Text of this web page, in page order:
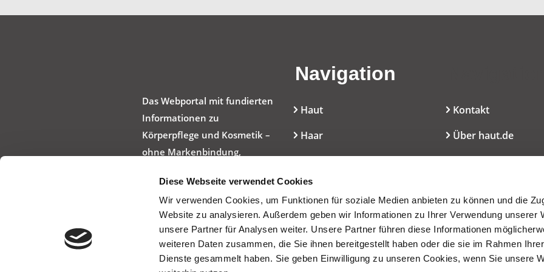
Diese Webseite verwendet Cookies
Wir verwenden Cookies, um Funktionen für soziale Medien anbieten zu können und die
Website zu analysieren. Außerdem geben wir Informationen zu Ihrer Verwendung unserer
unsere Partner für Analysen weiter. Unsere Partner führen diese Informationen
weiteren Daten zusammen, die Sie ihnen bereitgestellt haben oder die sie im Rahmen
Dienste gesammelt haben. Sie geben Einwilligung zu unseren Cookies, wenn Sie unsere
Das Webportal mit fundierten
Informationen zu
Körperpflege und Kosmetik –
ohne Markenbindung,
Navigation
Haut
Haar
Dekoratives
Düfte
Inhaltsstoffe/INCI
Wissen
Kontakt
Über haut.de
Presseservice